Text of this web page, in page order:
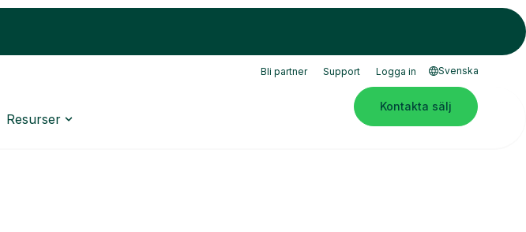
Bli partner Support Logga in Svenska
Resurser
Kontakta sälj